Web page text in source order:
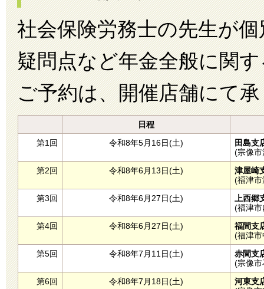
社会保険労務士の先生が
疑問点など年金全般に関
ご予約は、開催店舗にて
日程
第1回
令和8年5月16日(土)
田島支
(宗像
第2回
令和8年6月13日(土)
津屋崎
(福津
第3回
令和8年6月27日(土)
上西郷
(福津
第4回
令和8年6月27日(土)
福間支
(福津
第5回
令和8年7月11日(土)
赤間支
(宗像
第6回
令和8年7月18日(土)
河東支